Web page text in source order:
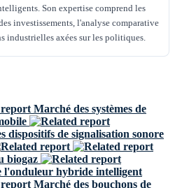
Son expertise comprend les
investissements, l'analyse comparative
industrielles axées sur les politiques.
Marché des systèmes de
dispositifs de signalisation sonore
biogaz
l'onduleur hybride intelligent
Marché des bouchons de